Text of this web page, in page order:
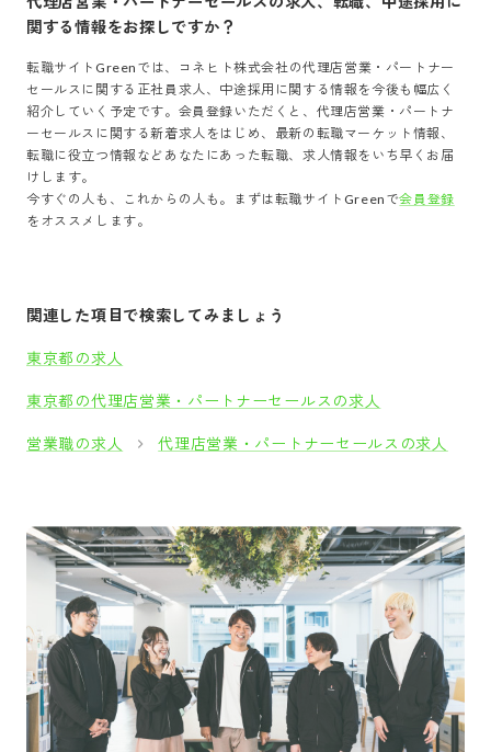
関する情報をお探しですか？
転職サイトGreenでは、 コネヒト株式会社の代理店営業・パートナー
セールス に関する正社員求人、中途採用に関する情報を今後も幅広く
紹介していく予定です。会員登録いただくと、 代理店営業・パートナ
ーセールス に関する新着求人をはじめ、最新の転職マーケット情報、
転職に役立つ情報などあなたにあった転職、求人情報をいち早くお届
けします。
今すぐの人も、これからの人も。まずは転職サイトGreenで会員登録
をオススメします。
関連した項目で検索してみましょう
東京都の求人
東京都の代理店営業・パートナーセールスの求人
営業職の求人 代理店営業・パートナーセールスの求人
採用をお考えの方 運営会社プライバシーポリシーセキュリティポリシー
利用者情報の外部送信
利用規約 よくある質問 サイトマップ Green Identity